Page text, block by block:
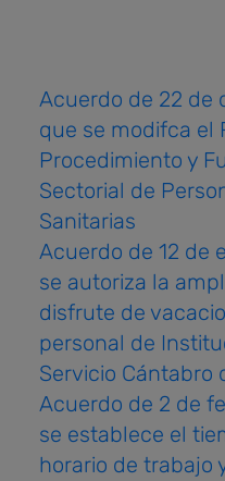
Acuerdo de 22 de
que se modifca el
Procedimiento y
Sectorial de
Sanitarias
Acuerdo de 12 de
se autoriza la
disfrute de
personal de
Servicio Cántabro
Acuerdo de 2 de
se establece el
horario de trabajo